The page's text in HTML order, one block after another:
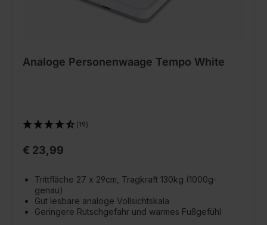
Analoge Personenwaage Tempo White
(19)
€ 23,99
Trittfläche 27 x 29cm, Tragkraft 130kg (1000g-
genau)
Gut lesbare analoge Vollsichtskala
Geringere Rutschgefahr und warmes Fußgefühl